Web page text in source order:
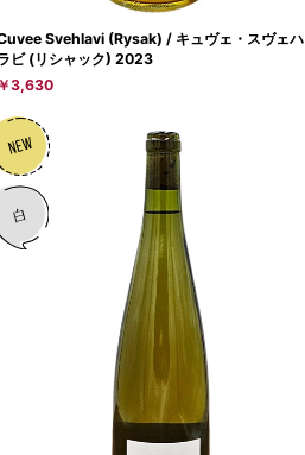
Svehlavi (Rysak) / キュヴェ・スヴェハ
ビ (リシャック) 2023
￥3,630